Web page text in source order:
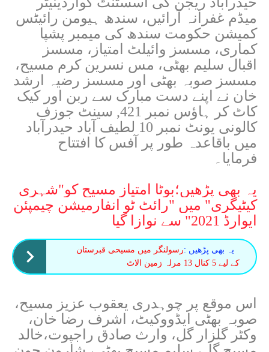
میڈم غفرانہ آرائیں، سندھ ہیومن رائیٹس
کمیشن حکومت سندھ کی میمبر پشپا
کماری، مسسز وائیلٹ امتیاز، مسسز
اقبال سلیم بھٹی، مس نسرین کرم مسیح،
مسسز صوبہ بھٹی اور مسسز رضیہ ارشد
خان نے اپنے دست مبارک سے ربن اور کیک
کاٹ کر ہاؤس نمبر 421, سینٹ جوزف
کالونی یونٹ نمبر 10 لطیف آباد حیدرآباد
میں باقاعدہ طور پر آفس کا افتتاح
فرمایا۔
یہ بھی پڑھیں؛بوٹا امتیاز مسیح کو"شہری
کیٹیگری" میں "رائٹ ٹو انفارمیشن چیمپئن
ایوارڈ 2021" سے نوازا گیا
یہ بھی پڑھیں :رسولنگر میں مسیحی قبرستان
کے لیے 5 کنال 13 مرلہ زمین الاٹ
اس موقع پر چوہدری یعقوب عزیز مسیح،
صوبہ بھٹی ایڈووکیٹ، اشرف رضا خان،
وکٹر گلزار گل، وارث صادق راجپوت،خالد